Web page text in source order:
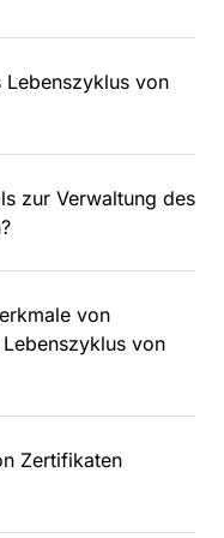
Lebenszyklus von
zur Verwaltung des
von
von
Zertifikaten